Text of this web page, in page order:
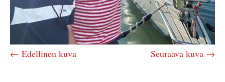
← Edellinen kuva Seuraava kuva →